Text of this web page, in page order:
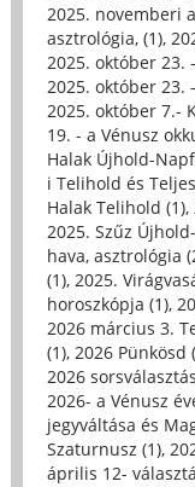
2025. novemberi
asztrológia, (1),
2025. október 23.
2025. október 23.
2025. október 7.-
19. - a Vénusz
Halak Újhold-
i Telihold és
Halak Telihold (1),
2025. Szűz
hava, asztrológia
(1), 2025.
horoszkópja (1),
2026 március 3.
(1), 2026 Pünkösd
2026
2026- a Vénusz
jegyváltása és
Szaturnusz (1),
április 12-